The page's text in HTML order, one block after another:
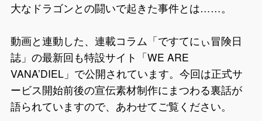
大なドラゴンとの闘いで起きた事件とは……。
動画と連動した、連載コラム「ですてにぃ冒険日
誌」の最新回も特設サイト「WE ARE
VANA’DIEL」で公開されています。今回は正式サ
ービス開始前後の宣伝素材制作にまつわる裏話が
語られていますので、あわせてご覧ください。